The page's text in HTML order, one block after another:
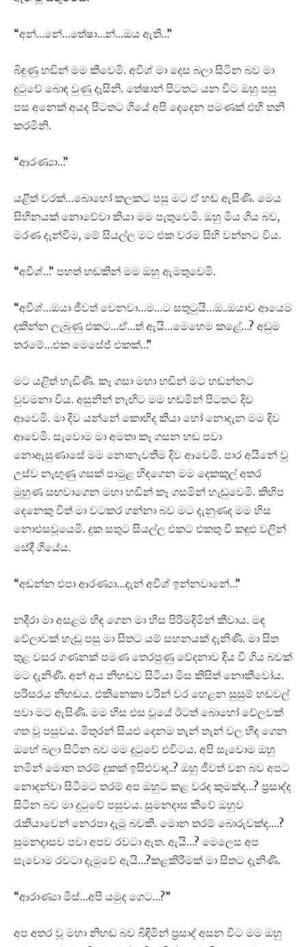
“අන්…නේ…තේෂා…න්…ඔය ඇති…”
බිඳුණු හඬින් මම කීවෙමි. අවීශ් මා දෙස බලා සිටින බව මා
දුටුවේ බොඳ වුණු දෑසිනි. තේෂාන් පිටතට යන විට ඔහු පසු
පස අනෙක් අයද පිටතට ගියේ අපි දෙදෙන පමණක් එහි තනි
කරමිනි.
“ආරණ්‍යා…”
යළිත් වරක්…බොහෝ කලකට පසු මට ඒ හඬ ඇසිණි. මෙය
සිහිනයක් නොවේවා කියා මම පැතුවෙමි. ඔහු මිය ගිය බව,
මරණ දැන්වීම, මේ සියල්ල මට එක වරම සිහි වන්නට විය.
“අවීශ්…” පහත් හඬකින් මම ඔහු ඇමතුවෙමි.
“අවීශ්…ඔයා ජීවත් වෙනවා…ම…ට සතුටුයි…ඔ..ඔයාව ආයෙම
දකින්න ලැබුණු එකට…ඒ…ත් ඇයි…මෙහෙම කළේ…? අඩුම
තරමේ…එක මෙසේජ් එකක්…”
මට යළිත් හැඬිණි. කෑ ගසා මහා හඬින් මට හඬන්නට
වුවමනා විය. අසුනින් නැඟිට මම හඬමින් පිටතට දිව
ආවෙමි. මා දිව යන්නේ කොහිද කියා හෝ නොදැන මම දිව
ආවෙමි. සැවොම මා අමතා කෑ ගසන හඬ පවා
නොඇසුණාසේ මම නොනැවතීම දිව ආවෙමි. පාර අයිනේ වූ
උස්ව නැඟුණු ගසක් පාමුළ හිඳගෙන මම දෙකකුල් අතර
මුහුණ සඟවාගෙන මහා හඬින් කෑ ගසමින් හැඬුවෙමි. කිහිප
දෙනෙකු විත් මා වටකර ගන්නා බව මට දැනුණද මම හිස
නොඑසවූයෙමි. දුක සතුට සියල්ල එකට එකතු වී කඳුළු වලින්
සේදී ගියේය.
“අඬන්න එපා ආරණ්‍යා…දැන් අවීශ් ඉන්නවානේ…”
නදීරා මා අසළම හිඳ ගෙන මා හිස පිරිමදිමින් කීවාය. මඳ
වේලාවක් හැඬූ පසු මා සිතට යම් සහනයක් දැනිණි. මා සිත
තුළ වසර ගණනක් පමණ තෙරපුණු වේදනාව දිය වී ගිය බවක්
මට දැනිණි. අන් අය නිහඬව සිටියා මිස කිසිත් නොකීවෝය.
පරිසරය නිහඬය. එකිනෙකා වරින් වර හෙළන සුසුම් හඬවල්
පවා මට ඇසිණි. මම හිස එස වූයේ ඊටත් බොහෝ වේලවක්
ගත වූ පසුවය. මිතුරන් සියළු දෙනම තැන් තැන් වල හිඳ ගෙන
ඔහේ බලා සිටින බව මම දුටුවේ එවිටය. අපි සැවොම ඔහු
නමින් මොන තරම් දුකක් ඉසිළුවාද..? ඔහු ජීවත් වන බව අපට
නොදන්වා සිටීමට තරම් අප ඔහුට කළ වරද කුමක්ද…? ප්‍රසාද්ද
සිටින බව මා දුටුවේ පසුවය. සුමනදාස කීවේ ඔහුව
රැකියාවෙන් නෙරපා දැමූ බවකි. මොන තරම් බොරුවක්ද….?
සුමනදාසව පවා අපව රවටා ඇත. ඇයි…? මෙලෙස අප
සැවොම රවටා දැමුවේ ඇයි…?කළකිරීමක් මා සිතට දැනිණි.
“ආරාණ්‍යා මිස්…අපි යමුද ගෙට…?”
අප අතර වූ මහා නිහඬ බව බිඳිමින් ප්‍රසාද් අසන විට මම ඔහු